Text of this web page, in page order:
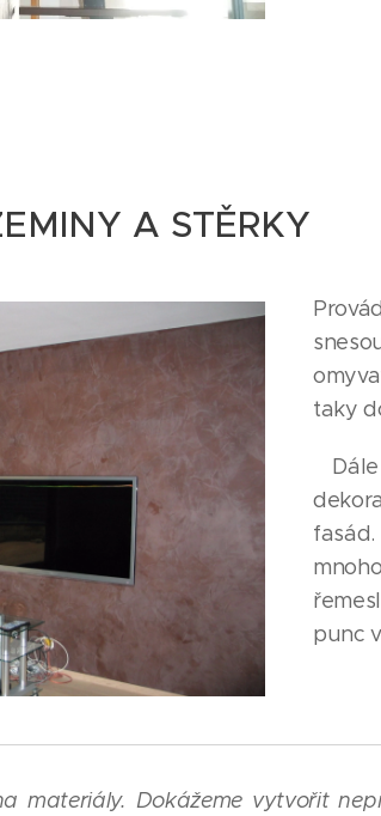
A STĚRKY
taky
punc
materiály. Dokážeme vytvořit